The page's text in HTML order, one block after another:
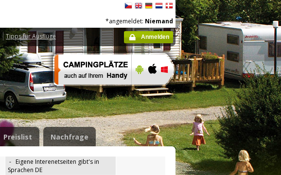
Tipps für Ausflüge
*angemeldet: Niemand
Anmelden
Preislist Nachfrage
- Eigene Interenetseiten gibt's in
Sprachen DE